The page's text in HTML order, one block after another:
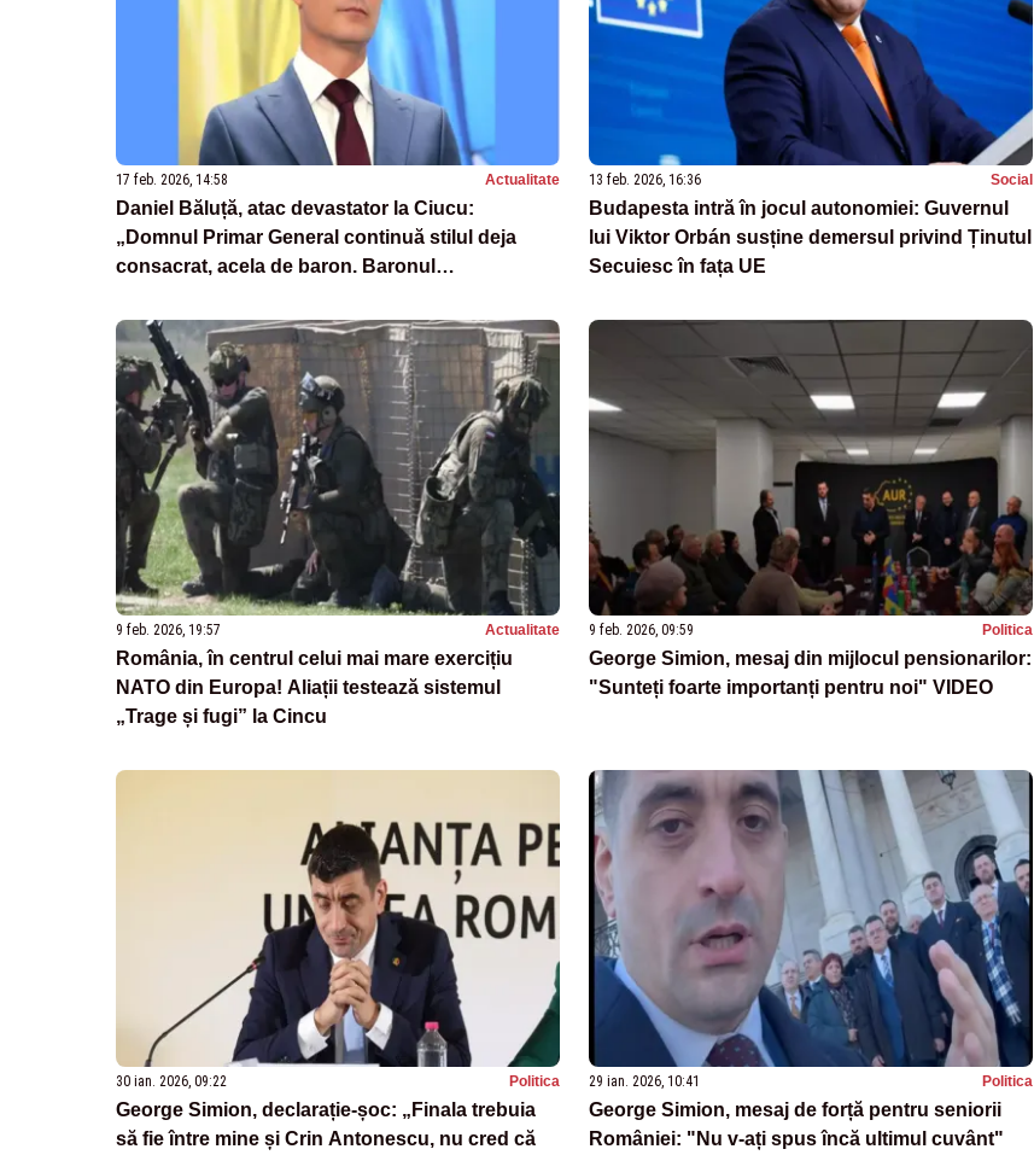
17 feb. 2026, 14:58 Actualitate
Daniel Băluță, atac devastator la Ciucu:
„Domnul Primar General continuă stilul deja
consacrat, acela de baron. Baronul
13 feb. 2026, 16:36 Social
Budapesta intră în jocul autonomiei: Guvernul
lui Viktor Orbán susține demersul privind Ținutul
Secuiesc în fața UE
9 feb. 2026, 19:57 Actualitate
România, în centrul celui mai mare exercițiu
NATO din Europa! Aliații testează sistemul
„Trage și fugi” la Cincu
9 feb. 2026, 09:59 Politica
George Simion, mesaj din mijlocul pensionarilor:
"Sunteți foarte importanți pentru noi" VIDEO
30 ian. 2026, 09:22 Politica
George Simion, declarație-șoc: „Finala trebuia
să fie între mine și Crin Antonescu, nu cred că
29 ian. 2026, 10:41 Politica
George Simion, mesaj de forță pentru seniorii
României: "Nu v-ați spus încă ultimul cuvânt"